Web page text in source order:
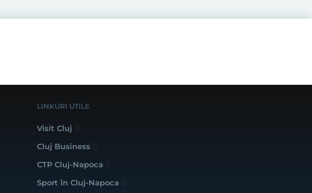
LINKURI UTILE
Visit Cluj
Cluj Business
CTP Cluj-Napoca
Sport în Cluj-Napoca